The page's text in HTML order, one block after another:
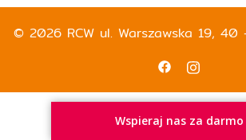
© 2026 RCW ul. Warszawska 19,
Wspieraj nas za darmo